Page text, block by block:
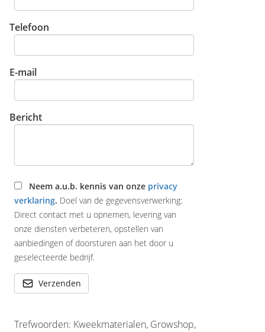
Telefoon
E-mail
Bericht
Neem a.u.b. kennis van onze privacy
verklaring. Doel van de gegevensverwerking:
Direct contact met u opnemen, levering van
onze diensten verbeteren, opstellen van
aanbiedingen of doorsturen aan het door u
geselecteerde bedrijf.
Verzenden
Trefwoorden: Kweekmaterialen, Growshop,